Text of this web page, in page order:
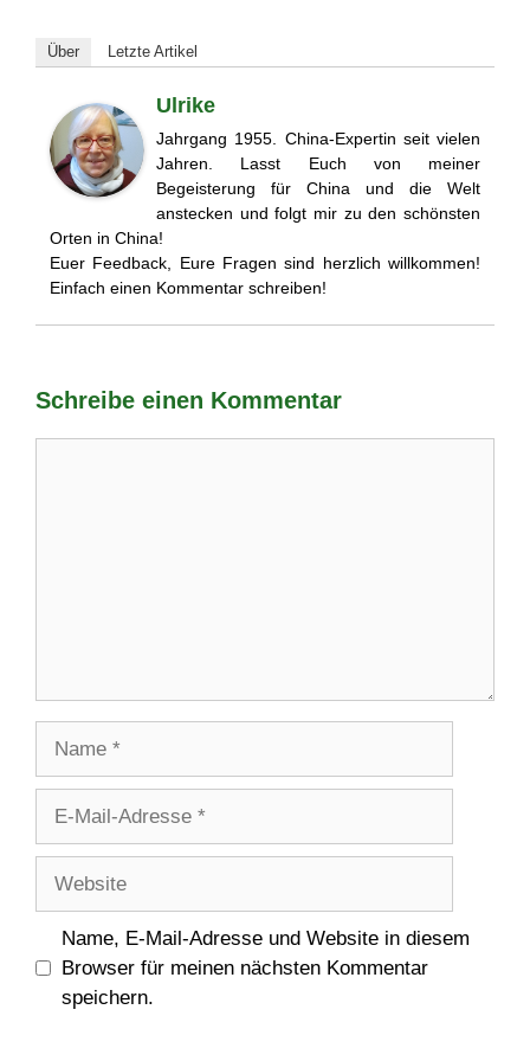
Über Letzte Artikel
Ulrike
Jahrgang 1955. China-Expertin seit vielen
Jahren. Lasst Euch von meiner
Begeisterung für China und die Welt
anstecken und folgt mir zu den schönsten
Orten in China!
Euer Feedback, Eure Fragen sind herzlich willkommen!
Einfach einen Kommentar schreiben!
Schreibe einen Kommentar
Adresse
Name, E-Mail-Adresse und Website in diesem
Browser für meinen nächsten Kommentar
speichern.